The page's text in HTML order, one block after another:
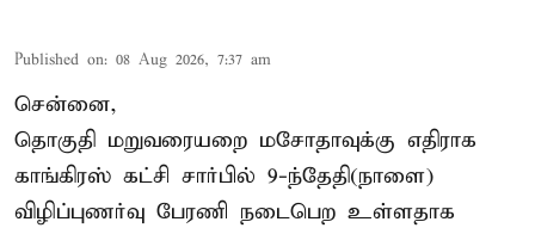
Published on: 08 Aug 2026, 7:37 am
சென்னை,
தொகுதி மறுவரையறை மசோதாவுக்கு எதிராக
காங்கிரஸ் கட்சி சார்பில் 9-ந்தேதி(நாளை)
விழிப்புணர்வு பேரணி நடைபெற உள்ளதாக